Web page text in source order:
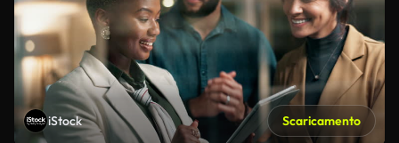
iStock Scaricamento